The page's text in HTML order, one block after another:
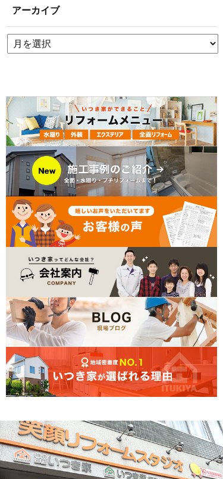
アーカイブ